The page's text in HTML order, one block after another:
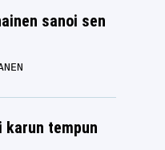
sanoi sen
karun tempun